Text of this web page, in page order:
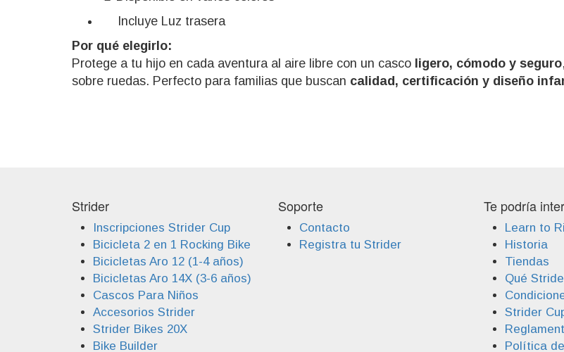
Incluye Luz trasera
Por qué elegirlo:
Protege a tu hijo en cada aventura al aire libre con un casco ligero, cómodo y seguro
sobre ruedas. Perfecto para familias que buscan calidad, certificación y diseño
Strider
Inscripciones Strider Cup
Bicicleta 2 en 1 Rocking Bike
Bicicletas Aro 12 (1-4 años)
Bicicletas Aro 14X (3-6 años)
Cascos Para Niños
Accesorios Strider
Strider Bikes 20X
Bike Builder
Soporte
Contacto
Registra tu Strider
Te podría
Learn to
Historia
Tiendas
Qué
Strider
Política